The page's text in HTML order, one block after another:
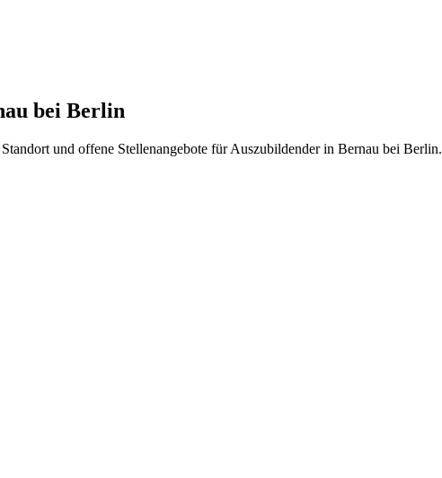
bei Berlin
und offene Stellenangebote für Auszubildender in Bernau bei Berlin.